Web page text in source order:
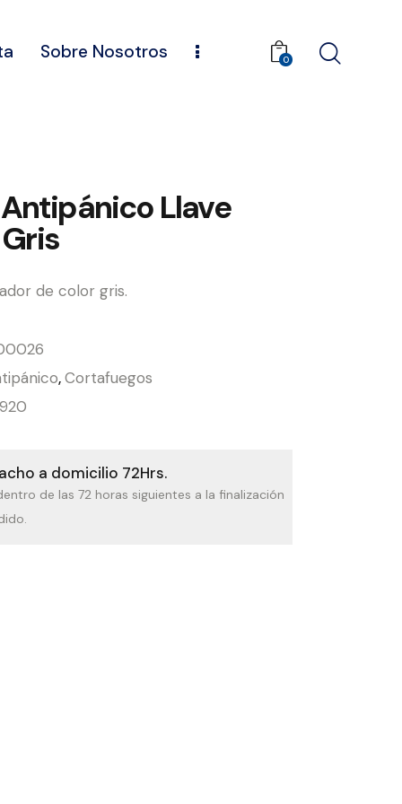
Sobre Nosotros 0
Llave
de color gris.
,Cortafuegos
a domicilio 72Hrs.
de las 72 horas siguientes a la finalización